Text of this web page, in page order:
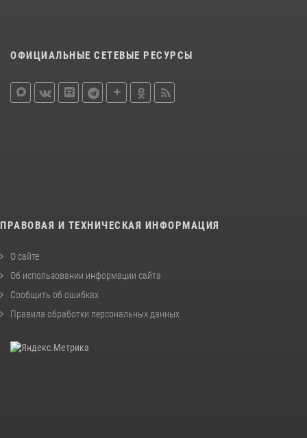
ОФИЦИАЛЬНЫЕ СЕТЕВЫЕ РЕСУРСЫ
ПРАВОВАЯ И ТЕХНИЧЕСКАЯ ИНФОРМАЦИЯ
О сайте
Об использовании информации сайта
Сообщить об ошибках
Правила обработки персональных данных